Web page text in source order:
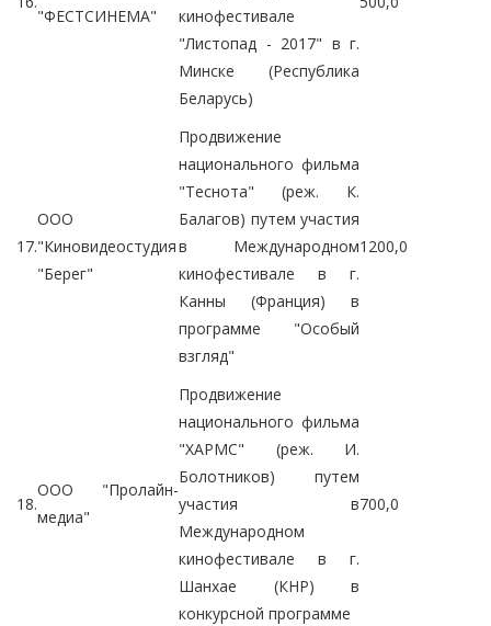
"ФЕСТСИНЕМА"
кинофестивале
"Листопад - 2017" в г.
Минске (Республика
Беларусь)
17.
ООО
"Киновидеостудия
"Берег"
Продвижение
национального фильма
"Теснота" (реж. К.
Балагов) путем участия
в Международном
кинофестивале в г.
Канны (Франция) в
программе "Особый
взгляд"
1200,0
18.
ООО "Пролайн-
медиа"
Продвижение
национального фильма
"ХАРМС" (реж. И.
Болотников) путем
участия в
Международном
кинофестивале в г.
Шанхае (КНР) в
конкурсной программе
700,0